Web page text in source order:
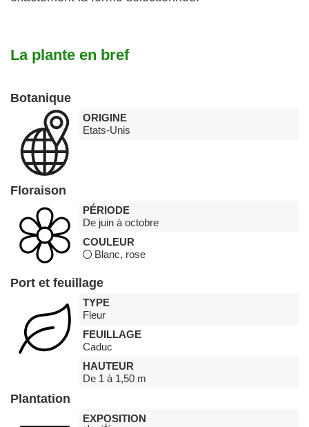
La plante en bref
Botanique
ORIGINE
Etats-Unis
Floraison
PÉRIODE
De juin à octobre
COULEUR
Blanc, rose
Port et feuillage
TYPE
Fleur
FEUILLAGE
Caduc
HAUTEUR
De 1 à 1,50 m
Plantation
EXPOSITION